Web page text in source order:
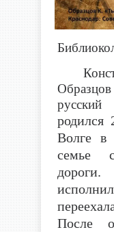
русский
родился
Волге в
семье
После